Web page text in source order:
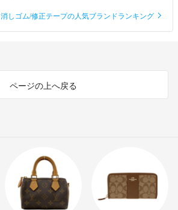
消しゴム/修正テープの人気ブランドランキング
ページの上へ戻る